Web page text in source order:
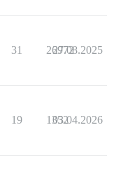
31 26972
27.08.2025
19 1352
03.04.2026